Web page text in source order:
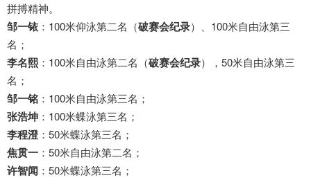
拼搏精神。
邹一铱 ：100米仰泳第二名（破赛会纪录）、100米自由泳第三
名；
李名熙 ：100米自由泳第二名（破赛会纪录），50米自由泳第三
名；
邹一铭 ：100米自由泳第三名；
张浩坤 ：100米蝶泳第三名；
李程澄：50米蝶泳第三名；
焦贯一 ：50米自由泳第二名；
许智闻 ：50米蝶泳第三名；